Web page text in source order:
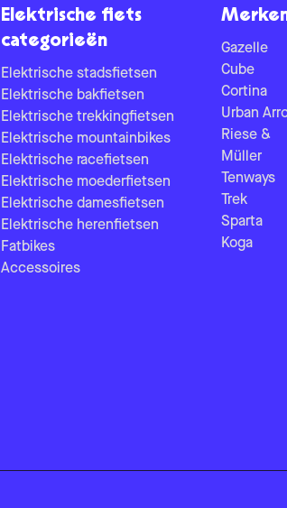
Elektrische fiets
categorieën
Elektrische stadsfietsen
Elektrische bakfietsen
Elektrische trekkingfietsen
Elektrische mountainbikes
Elektrische racefietsen
Elektrische moederfietsen
Elektrische damesfietsen
Elektrische herenfietsen
Fatbikes
Accessoires
Gazelle
Cube
Cortina
Urban
Riese &
Müller
Tenways
Trek
Sparta
Koga